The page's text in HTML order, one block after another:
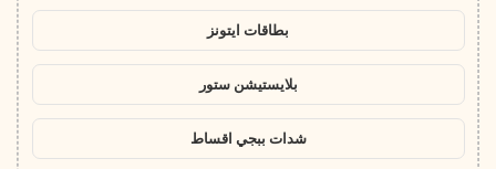
بطاقات ايتونز
بلايستيشن ستور
شدات ببجي اقساط